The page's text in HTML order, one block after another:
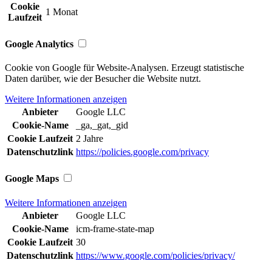
Cookie
Laufzeit
1 Monat
Google Analytics
Cookie von Google für Website-Analysen. Erzeugt statistische
Daten darüber, wie der Besucher die Website nutzt.
Weitere Informationen anzeigen
Anbieter
Google LLC
Cookie-Name
_ga,_gat,_gid
Cookie Laufzeit 2 Jahre
Datenschutzlink https://policies.google.com/privacy
Google Maps
Weitere Informationen anzeigen
Anbieter
Google LLC
Cookie-Name
icm-frame-state-map
Cookie Laufzeit 30
Datenschutzlink https://www.google.com/policies/privacy/